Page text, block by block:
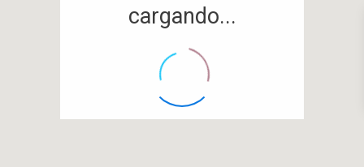
cargando...